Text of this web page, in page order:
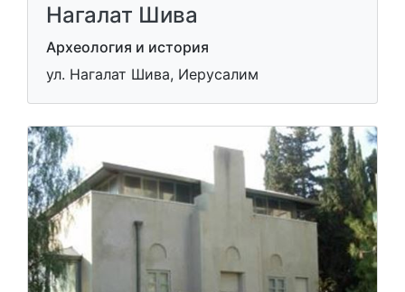
Нагалат Шива
Археология и история
ул. Нагалат Шива, Иерусалим